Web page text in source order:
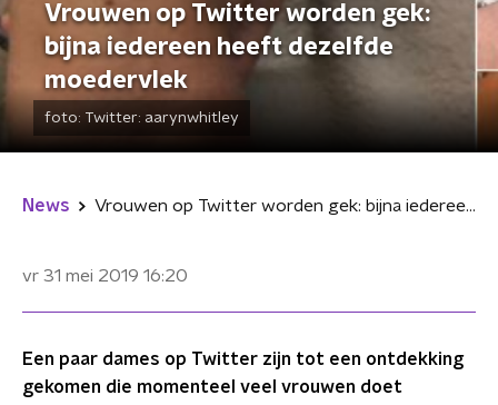
Vrouwen op Twitter worden gek:
bijna iedereen heeft dezelfde
moedervlek
foto: Twitter: aarynwhitley
News Vrouwen op Twitter worden gek: bijna iedereen heeft dezelfde moedervlek
vr 31 mei 2019 16:20
Een paar dames op Twitter zijn tot een ontdekking
gekomen die momenteel veel vrouwen doet